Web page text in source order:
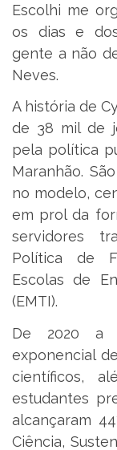
Escolhi me
os dias e
gente a não
Neves.
A história de
de 38 mil de
pela política
Maranhão.
no modelo,
em prol da
servidores
Política de
Escolas de
(EMTI).
De 2020 a
exponencial
científicos,
estudantes
alcançaram
Ciência,